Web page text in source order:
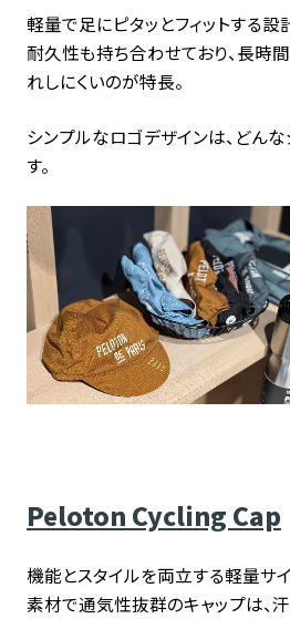
軽量で足にピタッとフィットする設
耐久性も持ち合わせており、 長時
れしにくいのが特長。
シンプルなロゴデザインは、どん
す。
Peloton Cycling Cap
機能とスタイルを両立する軽量サイ
素材で通気性抜群のキャップは、